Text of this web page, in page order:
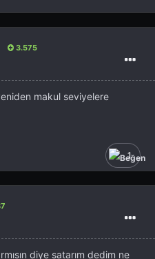
3.575
makul seviyelere
1
diye satarım dedim ne